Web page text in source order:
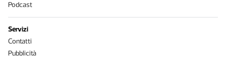
Podcast
Servizi
Contatti
Pubblicità